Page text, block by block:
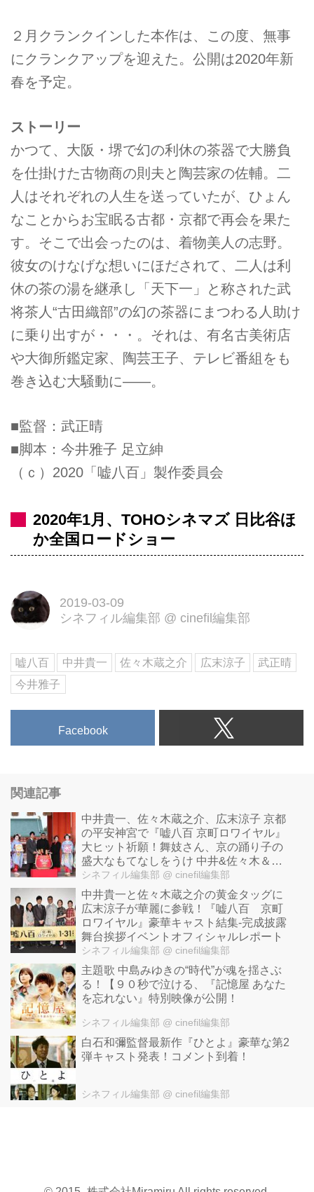
２月クランクインした本作は、この度、無事
にクランクアップを迎えた。公開は2020年新
春を予定。
ストーリー
かつて、大阪・堺で幻の利休の茶器で大勝負
を仕掛けた古物商の則夫と陶芸家の佐輔。二
人はそれぞれの人生を送っていたが、ひょん
なことからお宝眠る古都・京都で再会を果た
す。そこで出会ったのは、着物美人の志野。
彼女のけなげな想いにほだされて、二人は利
休の茶の湯を継承し「天下一」と称された武
将茶人“古田織部”の幻の茶器にまつわる人助け
に乗り出すが・・・。それは、有名古美術店
や大御所鑑定家、陶芸王子、テレビ番組をも
巻き込む大騒動に――。
■監督：武正晴
■脚本：今井雅子 足立紳
（ｃ）2020「嘘八百」製作委員会
2020年1月、TOHOシネマズ 日比谷ほ
か全国ロードショー
2019-03-09
シネフィル編集部 @ cinefil編集部
嘘八百 中井貴一 佐々木蔵之介 広末涼子
武正晴
今井雅子
Facebook
関連記事
中井貴一、佐々木蔵之介、広末涼子 京都
の平安神宮で『嘘八百 京町ロワイヤル』
大ヒット祈願！舞妓さん、京の踊り子の
盛大なもてなしをうけ 中井&佐々木＆広
末"京に染まる"！
シネフィル編集部 @ cinefil編集部
中井貴一と佐々木蔵之介の黄金タッグに
広末涼子が華麗に参戦！『嘘八百 京町
ロワイヤル』豪華キャスト結集-完成披露
舞台挨拶イベントオフィシャルレポート
シネフィル編集部 @ cinefil編集部
主題歌 中島みゆきの“時代”が魂を揺さぶ
る！【９０秒で泣ける、『記憶屋 あなた
を忘れない』特別映像が公開！
シネフィル編集部 @ cinefil編集部
白石和彌監督最新作『ひとよ』豪華な第2
弾キャスト発表！コメント到着！
シネフィル編集部 @ cinefil編集部